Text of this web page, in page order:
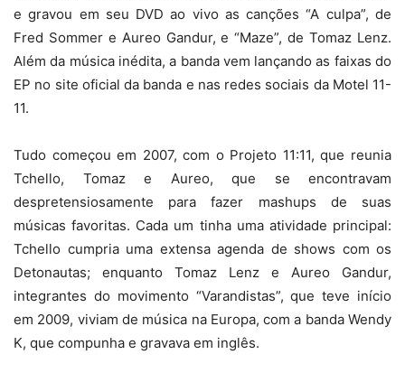
e gravou em seu DVD ao vivo as canções “A culpa”, de
Fred Sommer e Aureo Gandur, e “Maze”, de Tomaz Lenz.
Além da música inédita, a banda vem lançando as faixas do
EP no site oficial da banda e nas redes sociais da Motel 11-
11.
Tudo começou em 2007, com o Projeto 11:11, que reunia
Tchello, Tomaz e Aureo, que se encontravam
despretensiosamente para fazer mashups de suas
músicas favoritas. Cada um tinha uma atividade principal:
Tchello cumpria uma extensa agenda de shows com os
Detonautas; enquanto Tomaz Lenz e Aureo Gandur,
integrantes do movimento “Varandistas”, que teve início
em 2009, viviam de música na Europa, com a banda Wendy
K, que compunha e gravava em inglês.